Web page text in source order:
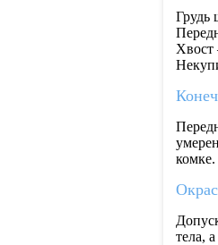
Грудь
Хвост
Окрас
тела,